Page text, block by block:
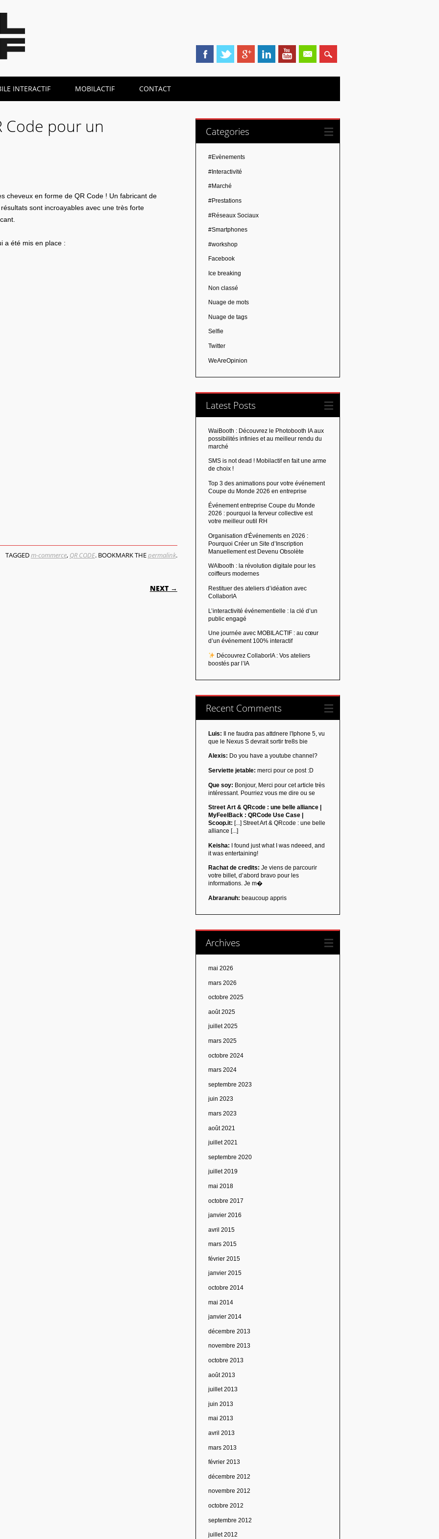
INTERACTIF MOBILACTIF CONTACT
Code pour un
cheveux en forme de QR Code ! Un fabricant de
sont incroayables avec une très forte
a été mis en place :
TAGGEDm-commerce, QR CODE. BOOKMARK THEpermalink.
NEXT →
Categories
#Evènements
#Interactivité
#Marché
#Prestations
#Réseaux Sociaux
#Smartphones
#workshop
Facebook
Ice breaking
Non classé
Nuage de mots
Nuage de tags
Selfie
Twitter
WeAreOpinion
Latest Posts
WaiBooth : Découvrez le Photobooth IA aux
possibilités infinies et au meilleur rendu du
marché
SMS is not dead ! Mobilactif en fait une arme
de choix !
Top 3 des animations pour votre événement
Coupe du Monde 2026 en entreprise
Événement entreprise Coupe du Monde
2026 : pourquoi la ferveur collective est
votre meilleur outil RH
Organisation d'Événements en 2026 :
Pourquoi Créer un Site d’Inscription
Manuellement est Devenu Obsolète
WAIbooth : la révolution digitale pour les
coiffeurs modernes
Restituer des ateliers d’idéation avec
CollaborIA
L’interactivité événementielle : la clé d’un
public engagé
Une journée avec MOBILACTIF : au cœur
d’un événement 100% interactif
Découvrez CollaborIA : Vos ateliers
boostés par l’IA
Recent Comments
Luis: Il ne faudra pas attdnere l'Iphone 5, vu
que le Nexus S devrait sortir tre8s bie
Alexis: Do you have a youtube channel?
Serviette jetable: merci pour ce post :D
Que soy: Bonjour, Merci pour cet article très
intéressant. Pourriez vous me dire ou se
Street Art & QRcode : une belle alliance |
MyFeelBack : QRCode Use Case |
Scoop.it: [...] Street Art & QRcode : une belle
alliance [...]
Keisha: I found just what I was ndeeed, and
it was entertaining!
Rachat de credits: Je viens de parcourir
votre billet, d’abord bravo pour les
informations. Je m�
Abraranuh: beaucoup appris
Archives
mai 2026
mars 2026
octobre 2025
août 2025
juillet 2025
mars 2025
octobre 2024
mars 2024
septembre 2023
juin 2023
mars 2023
août 2021
juillet 2021
septembre 2020
juillet 2019
mai 2018
octobre 2017
janvier 2016
avril 2015
mars 2015
février 2015
janvier 2015
octobre 2014
mai 2014
janvier 2014
décembre 2013
novembre 2013
octobre 2013
août 2013
juillet 2013
juin 2013
mai 2013
avril 2013
mars 2013
février 2013
décembre 2012
novembre 2012
octobre 2012
septembre 2012
juillet 2012